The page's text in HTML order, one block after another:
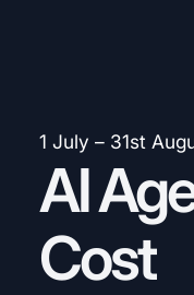
1 July – 31st
AI
Cost